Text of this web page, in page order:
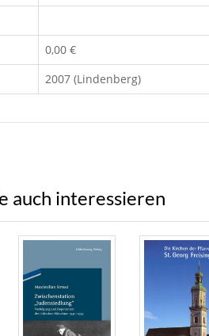
0,00 €
2007 (Lindenberg)
auch interessieren